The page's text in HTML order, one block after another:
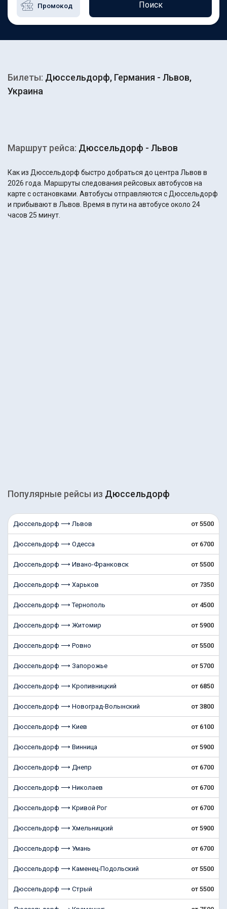
Поиск
Билеты: Дюссельдорф, Германия - Львов,
Украина
Маршрут рейса: Дюссельдорф - Львов
Как из Дюссельдорф быстро добраться до центра Львов в
2026 года. Маршруты следования рейсовых автобусов на
карте с остановками. Автобусы отправляются с Дюссельдорф
и прибывают в Львов. Время в пути на автобусе около 24
часов 25 минут.
Популярные рейсы из Дюссельдорф
Дюссельдорф ⟶ Львов от 5500
Дюссельдорф ⟶ Одесса от 6700
Дюссельдорф ⟶ Ивано-Франковск от 5500
Дюссельдорф ⟶ Харьков от 7350
Дюссельдорф ⟶ Тернополь от 4500
Дюссельдорф ⟶ Житомир от 5900
Дюссельдорф ⟶ Ровно от 5500
Дюссельдорф ⟶ Запорожье от 5700
Дюссельдорф ⟶ Кропивницкий от 6850
Дюссельдорф ⟶ Новоград-Волынский от 3800
Дюссельдорф ⟶ Киев от 6100
Дюссельдорф ⟶ Винница от 5900
Дюссельдорф ⟶ Днепр от 6700
Дюссельдорф ⟶ Николаев от 6700
Дюссельдорф ⟶ Кривой Рог от 6700
Дюссельдорф ⟶ Хмельницкий от 5900
Дюссельдорф ⟶ Умань от 6700
Дюссельдорф ⟶ Каменец-Подольский от 5500
Дюссельдорф ⟶ Стрый от 5500